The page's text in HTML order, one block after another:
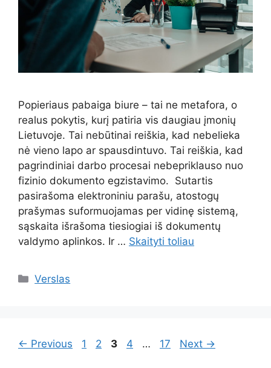
Popieriaus pabaiga biure – tai ne metafora, o
realus pokytis, kurį patiria vis daugiau įmonių
Lietuvoje. Tai nebūtinai reiškia, kad nebelieka
nė vieno lapo ar spausdintuvo. Tai reiškia, kad
pagrindiniai darbo procesai nebepriklauso nuo
fizinio dokumento egzistavimo. Sutartis
pasirašoma elektroniniu parašu, atostogų
prašymas suformuojamas per vidinę sistemą,
sąskaita išrašoma tiesiogiai iš dokumentų
valdymo aplinkos. Ir … Skaityti toliau
Kategorijos
Verslas
← Previous Page
1 Page
2 Page
3 Page
4 … Page
17 Next →